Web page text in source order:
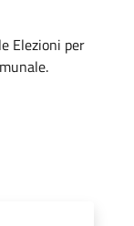
Elezioni per